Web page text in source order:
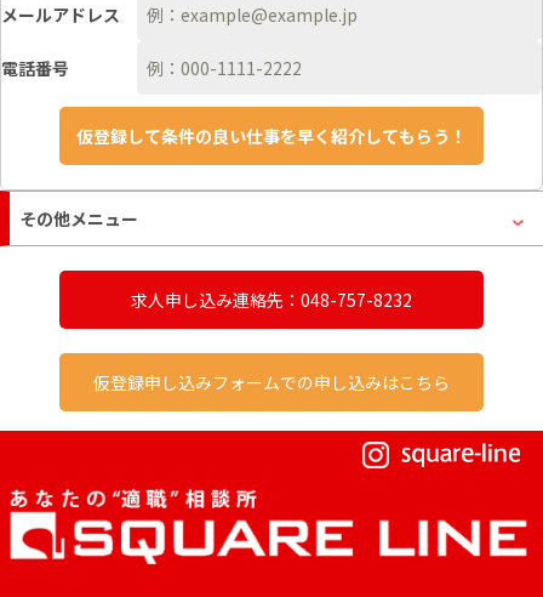
メールアドレス
電話番号
その他メニュー
求人申し込み連絡先：048-757-8232
仮登録申し込みフォームでの申し込みはこちら